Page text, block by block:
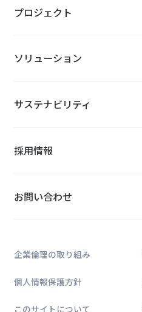
プロジェクト
ソリューション
サステナビリティ
採用情報
お問い合わせ
企業倫理の取り組み
個人情報保護方針
このサイトについて